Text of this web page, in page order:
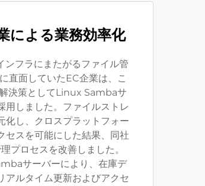
による業務効率化
ンフラにまたがるファイル管
直面していたEC企業は、こ
決策としてLinux Sambaサ
用しました。ファイルストレ
化し、クロスプラットフォー
セスを可能にした結果、同社
プロセスを改善しました。
サーバーにより、在庫デ
アルタイム更新およびアクセ